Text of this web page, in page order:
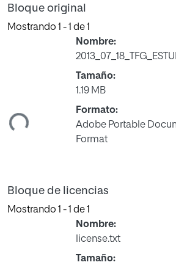
Bloque original
Mostrando 1 - 1 de 1
Nombre:
Tamaño:
1.19 MB
Formato:
Adobe Portable
Format
Bloque de licencias
Mostrando 1 - 1 de 1
Nombre:
license.txt
Tamaño: